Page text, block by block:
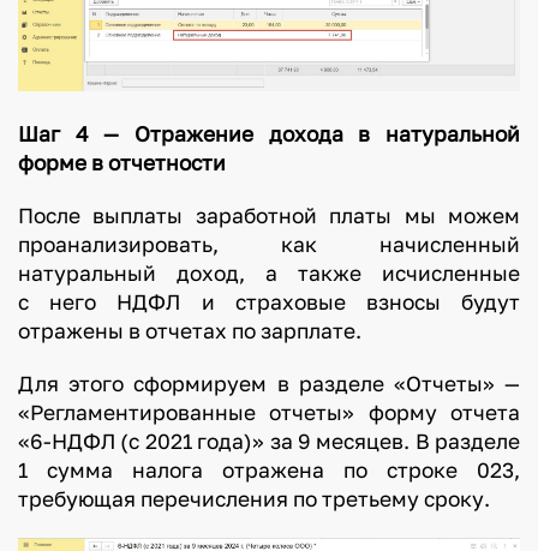
Шаг 4 — Отражение дохода в натуральной
форме в отчетности
После выплаты заработной платы мы можем
проанализировать, как начисленный
натуральный доход, а также исчисленные
с него НДФЛ и страховые взносы будут
отражены в отчетах по зарплате.
Для этого сформируем в разделе «Отчеты» —
«Регламентированные отчеты» форму отчета
«6-НДФЛ (с 2021 года)» за 9 месяцев. В разделе
1 сумма налога отражена по строке 023,
требующая перечисления по третьему сроку.